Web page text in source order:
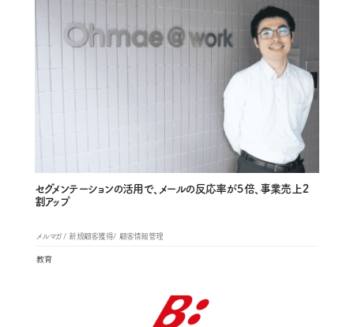
セグメンテーションの活用で、メールの反応率が５倍、事業売上２
割アップ
メルマガ 新規顧客獲得 顧客情報管理
教育